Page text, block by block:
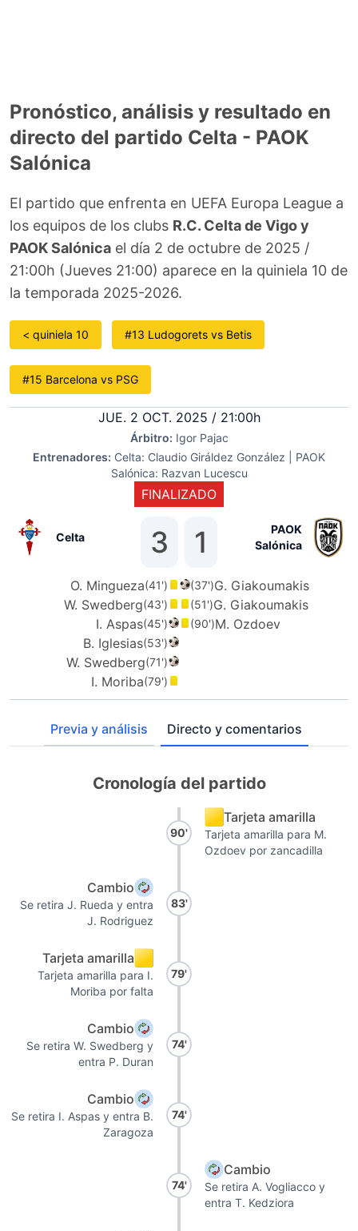
Pronóstico, análisis y resultado en
directo del partido Celta - PAOK
Salónica
El partido que enfrenta en UEFA Europa League a
los equipos de los clubs R.C. Celta de Vigo y
PAOK Salónica el día 2 de octubre de 2025 /
21:00h (Jueves 21:00) aparece en la quiniela 10 de
la temporada 2025-2026.
< quiniela 10 #13 Ludogorets vs Betis
#15 Barcelona vs PSG
JUE. 2 OCT. 2025 / 21:00h
Árbitro: Igor Pajac
Entrenadores: Celta: Claudio Giráldez González | PAOK
Salónica: Razvan Lucescu
FINALIZADO
Celta 3 1
PAOK
Salónica
O. Mingueza(41')
W. Swedberg(43')
I. Aspas(45')
B. Iglesias(53')
W. Swedberg(71')
I. Moriba(79')
(37')G. Giakoumakis
(51')G. Giakoumakis
(90')M. Ozdoev
Previa y análisis Directo y comentarios
Cronología del partido
90'
Tarjeta amarilla
Tarjeta amarilla para M.
Ozdoev por zancadilla
Cambio
Se retira J. Rueda y entra
J. Rodriguez
83'
Tarjeta amarilla
Tarjeta amarilla para I.
Moriba por falta
79'
Cambio
Se retira W. Swedberg y
entra P. Duran
74'
Cambio
Se retira I. Aspas y entra B.
Zaragoza
74'
74'
Cambio
Se retira A. Vogliacco y
entra T. Kedziora